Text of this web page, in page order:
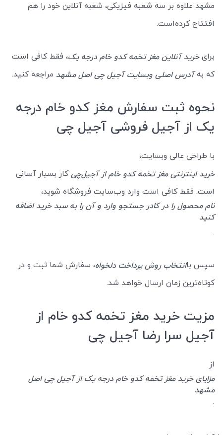
مشهد علاوه بر سه شعبه فیزیکی، شعبه آنلاین خود را هم
افتتاح کرده‌است.
برایخرید آنلاین مغز تخمه کدو خام درجه یک، فقط کافی است
که بهآدرس اصلی وبسایت آجیل چی اصل مشهد مراجعه کنید.
نحوه ثبت سفارش مغز کدو خام درجه
یک از آجیل فروشی آجیل چی
با طراحی عالی وبسایت،
خرید اینترنتی مغز تخمه کدو خام از آجیل‌چیکار بسیار آسانی
است. فقط کافی است وارد وب‌سایت فروشگاه شوید،
نام محصول را در کادر جستجو وارد و آن را به سبد خرید اضافه
کنید
.
سپس باانتخاب روش پرداخت دلخواه، سفارش شما ثبت و در
کوتاه‌ترین زمان ارسال خواهد شد.
مزیت خرید مغز تخمه کدو خام از
آجیل سرا رضا آجیل چی
از
مزایای خرید مغز تخمه کدو خام درجه یک از آجیل چی اصل
مشهد
: